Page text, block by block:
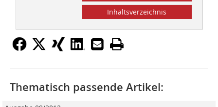
Inhaltsverzeichnis
Thematisch passende Artikel: